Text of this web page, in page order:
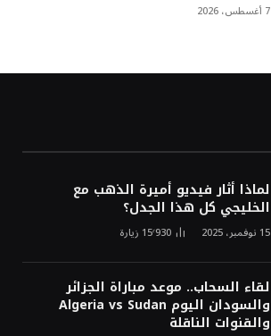
7 أغسطس، 2026
لماذا أثار فيديو أميرة الذهب مع
الخليجي كل هذا الجدل؟
15 نوفمبر، 2025 15٬930 زيارة
لقاء السحاب.. موعد مباراة الجزائر
والسودان اليوم Algeria vs Sudan
والقنوات الناقلة